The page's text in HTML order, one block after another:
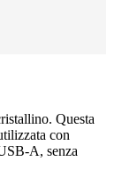
Questa
con
A, senza